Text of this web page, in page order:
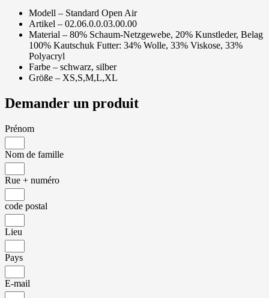
Modell – Standard Open Air
Artikel – 02.06.0.0.03.00.00
Material – 80% Schaum-Netzgewebe, 20% Kunstleder, Belag
100% Kautschuk Futter: 34% Wolle, 33% Viskose, 33%
Polyacryl
Farbe – schwarz, silber
Größe – XS,S,M,L,XL
Demander un produit
Prénom
Nom de famille
Rue + numéro
code postal
Lieu
Pays
E-mail